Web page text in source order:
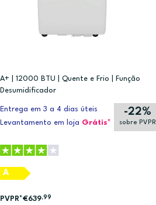
A+ | 12000 BTU | Quente e Frio | Função
Desumidificador
Entrega em 3 a 4 dias úteis
Levantamento em loja Grátis*
-22%
sobre PVPR
A
PVPR*€639,99